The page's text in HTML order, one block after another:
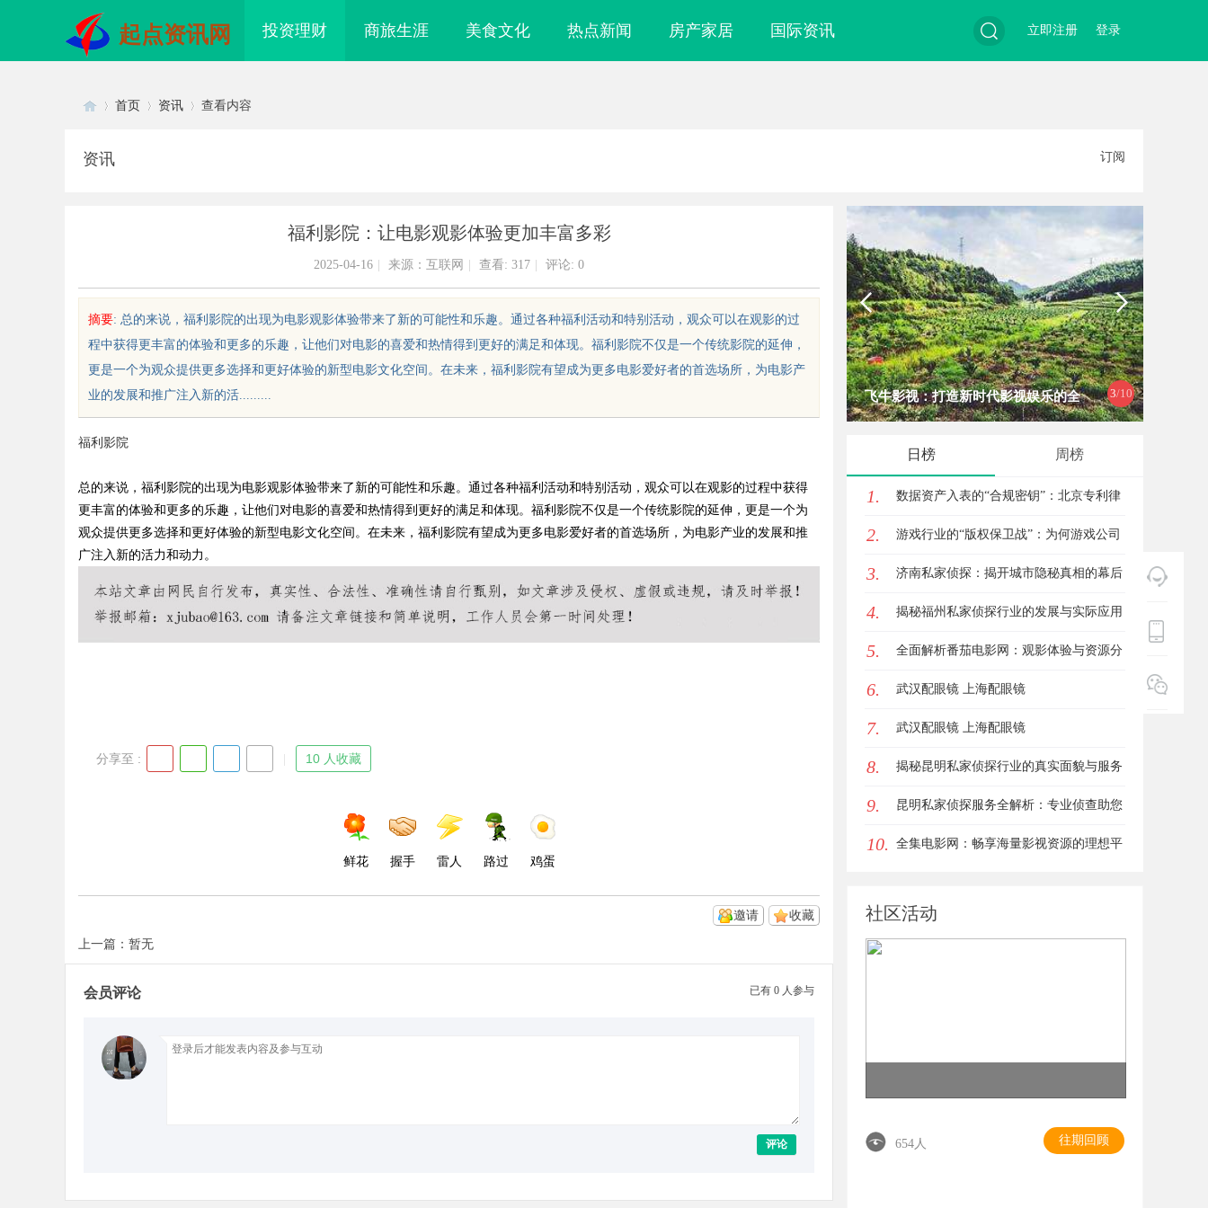
起点资讯网 投资理财 商旅生涯 美食文化 热点新闻 房产家居 国际资讯 登录
立即注册
sc
uz
首页 资讯 查看内容
资讯 订阅
福利影院：让电影观影体验更加丰富多彩
2025-04-16 来源：互联网 查看: 317 评论: 0
摘要: 总的来说，福利影院的出现为电影观影体验带来了新的可能性和乐趣。通过各种福利活动和特别活动，观众可以在观影的过
程中获得更丰富的体验和更多的乐趣，让他们对电影的喜爱和热情得到更好的满足和体现。福利影院不仅是一个传统影院的延伸，
更是一个为观众提供更多选择和更好体验的新型电影文化空间。在未来，福利影院有望成为更多电影爱好者的首选场所，为电影产
业的发展和推广注入新的活.........
福利影院
总的来说，福利影院的出现为电影观影体验带来了新的可能性和乐趣。通过各种福利活动和特别活动，观众可以在观影的过程中获得
更丰富的体验和更多的乐趣，让他们对电影的喜爱和热情得到更好的满足和体现。福利影院不仅是一个传统影院的延伸，更是一个为
观众提供更多选择和更好体验的新型电影文化空间。在未来，福利影院有望成为更多电影爱好者的首选场所，为电影产业的发展和推
广注入新的活力和动力。
分享至 : 10 人收藏
鲜花 握手 雷人 路过 鸡蛋
收藏
邀请
上一篇：暂无
已有 0 人参与
会员评论
评论
3/10
眼镜 上海配眼镜 飞牛影视：打造新时代影视娱乐的全
日榜 周榜
1. 数据资产入表的“合规密钥”：北京专利律
师如何为数据知识产权登记扫清障碍
2. 游戏行业的“版权保卫战”：为何游戏公司
离不开版权律师
3. 济南私家侦探：揭开城市隐秘真相的幕后
英雄
4. 揭秘福州私家侦探行业的发展与实际应用
全解析
5. 全面解析番茄电影网：观影体验与资源分
享的优质平台
6. 武汉配眼镜 上海配眼镜
7. 武汉配眼镜 上海配眼镜
8. 揭秘昆明私家侦探行业的真实面貌与服务
价值
9. 昆明私家侦探服务全解析：专业侦查助您
解决疑难问题
10. 全集电影网：畅享海量影视资源的理想平
社区活动
654人 往期回顾